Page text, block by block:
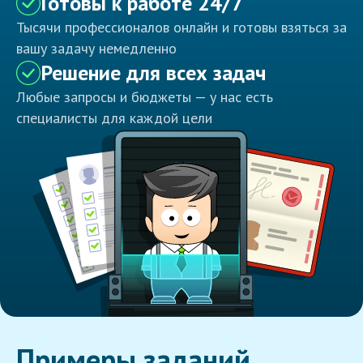
Тысячи профессионалов онлайн и готовы взяться за
вашу задачу немедленно
Решение для всех задач
Любые запросы и бюджеты — у нас есть
специалисты для каждой цели